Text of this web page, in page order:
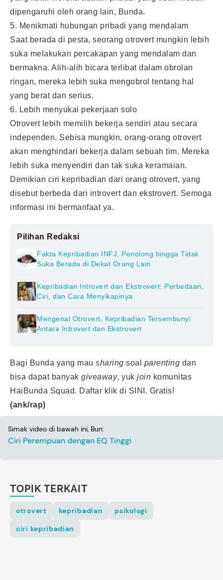
dipengaruhi oleh orang lain, Bunda.
5. Menikmati hubungan pribadi yang mendalam
Saat berada di pesta, seorang otrovert mungkin lebih
suka melakukan percakapan yang mendalam dan
bermakna. Alih-alih bicara terlibat dalam obrolan
ringan, mereka lebih suka mengobrol tentang hal
yang berat dan serius.
6. Lebih menyukai pekerjaan solo
Otrovert lebih memilih bekerja sendiri atau secara
independen. Sebisa mungkin, orang-orang otrovert
akan menghindari bekerja dalam sebuah tim. Mereka
lebih suka menyendiri dan tak suka keramaian.
Demikian ciri kepribadian dari orang otrovert, yang
disebut berbeda dari introvert dan ekstrovert. Semoga
informasi ini bermanfaat ya.
Pilihan Redaksi
Fakta Kepribadian INFJ, Penolong hingga Tidak
Suka Berada di Dekat Orang Lain
Kepribadian Introvert dan Ekstrovert: Perbedaan,
Ciri, dan Cara Menyikapinya
Mengenal Otrovert, Kepribadian Tersembunyi
Antara Introvert dan Ekstrovert
Bagi Bunda yang mau sharing soal parenting dan
bisa dapat banyak giveaway, yuk join komunitas
HaiBunda Squad. Daftar klik di SINI. Gratis!
(ank/rap)
Simak video di bawah ini, Bun:
Ciri Perempuan dengan EQ Tinggi
TOPIK TERKAIT
otrovert kepribadian
psikologi
ciri kepribadian